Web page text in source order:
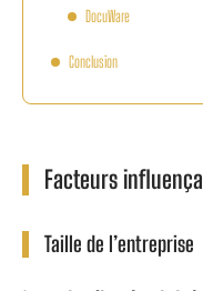
DocuWare
Conclusion
Facteurs
Taille de l’entreprise